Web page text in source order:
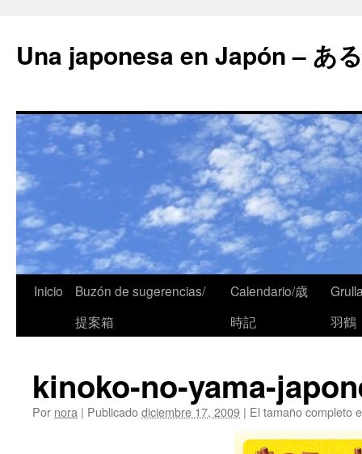
Una japonesa en Japón – あ
Inicio
Buzón de sugerencias/
提案箱
Calendario/歳
時記
羽鶴
kinoko-no-yama-
Por nora | Publicadodiciembre 17, 2009 | El tamaño completo